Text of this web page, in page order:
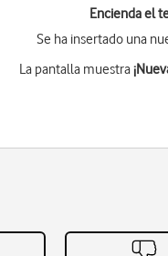
Encienda el
Se ha insertado una
La pantalla muestra